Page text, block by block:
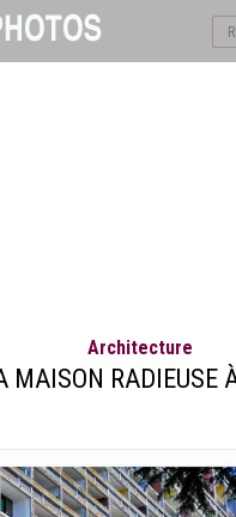
Architecture
MAISON RADIEUSE